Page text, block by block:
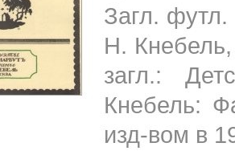
Загл.
Н.
загл.:
Кнебель:
изд-вом в